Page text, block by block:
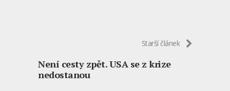
Starší článek
Není cesty zpět. USA se z krize
nedostanou